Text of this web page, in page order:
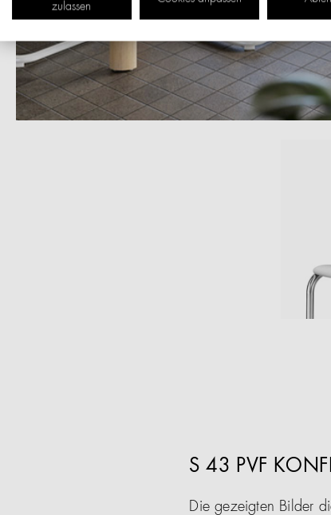
S 43 PVF
Die gezeigten Bilder
zulassen